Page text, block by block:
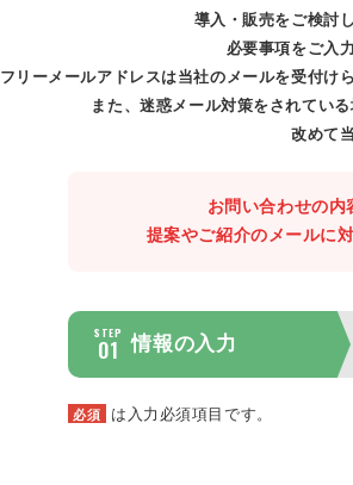
導入・販売をご検討
必要事項をご入
フリーメールアドレスは当社のメールを受付け
また、迷惑メール対策をされてい
改めて
お問い合わせの内
提案やご紹介のメールに
STEP
01 情報の入力
必須 は入力必須項目です。